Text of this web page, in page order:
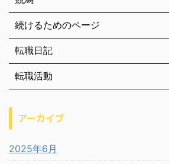
続けるためのページ
転職日記
転職活動
アーカイブ
2025年6月